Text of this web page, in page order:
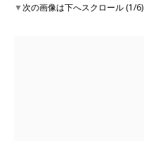
▼次の画像は下へスクロール (1/6)